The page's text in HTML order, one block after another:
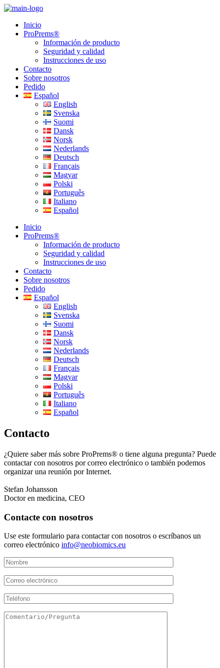
Inicio
ProPrems®
Información de producto
Seguridad y calidad
Instrucciones de uso
Contacto
Sobre nosotros
Pedido
Español
English
Svenska
Suomi
Dansk
Norsk
Nederlands
Deutsch
Français
Magyar
Polski
Português
Italiano
Español
Inicio
ProPrems®
Información de producto
Seguridad y calidad
Instrucciones de uso
Contacto
Sobre nosotros
Pedido
Español
English
Svenska
Suomi
Dansk
Norsk
Nederlands
Deutsch
Français
Magyar
Polski
Português
Italiano
Español
Contacto
¿Quiere saber más sobre ProPrems® o tiene alguna pregunta? Puede
contactar con nosotros por correo electrónico o también podemos
organizar una reunión por Internet.
Stefan Johansson
Doctor en medicina, CEO
Contacte con nosotros
Use este formulario para contactar con nosotros o escríbanos un
correo electrónico info@neobiomics.eu